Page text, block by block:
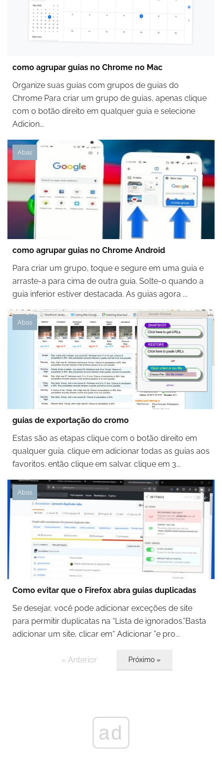
como agrupar guias no Chrome no Mac
Organize suas guias com grupos de guias do
Chrome Para criar um grupo de guias, apenas clique
com o botão direito em qualquer guia e selecione
Adicion...
Abas
como agrupar guias no Chrome Android
Para criar um grupo, toque e segure em uma guia e
arraste-a para cima de outra guia. Solte-o quando a
guia inferior estiver destacada. As guias agora ...
Abas
guias de exportação do cromo
Estas são as etapas clique com o botão direito em
qualquer guia. clique em adicionar todas as guias aos
favoritos. então clique em salvar. clique em 3...
Abas
Como evitar que o Firefox abra guias duplicadas
Se desejar, você pode adicionar exceções de site
para permitir duplicatas na “Lista de ignorados.”Basta
adicionar um site, clicar em“ Adicionar ”e pro...
« Anterior Próximo »
ad